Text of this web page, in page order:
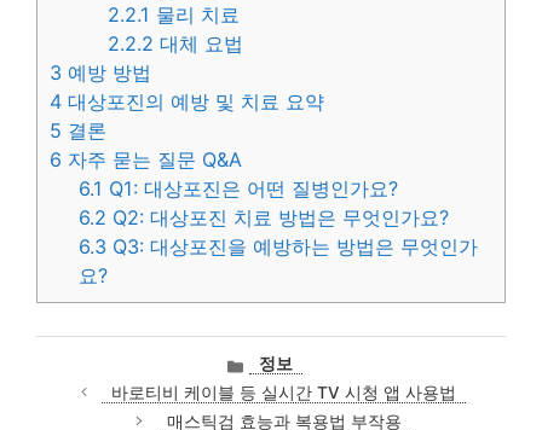
2.2.1 물리 치료
2.2.2 대체 요법
3 예방 방법
4 대상포진의 예방 및 치료 요약
5 결론
6 자주 묻는 질문 Q&A
6.1 Q1: 대상포진은 어떤 질병인가요?
6.2 Q2: 대상포진 치료 방법은 무엇인가요?
6.3 Q3: 대상포진을 예방하는 방법은 무엇인가
요?
카
테
고
정보
바로티비 케이블 등 실시간 TV 시청 앱 사용법
매스틱검 효능과 복용법 부작용